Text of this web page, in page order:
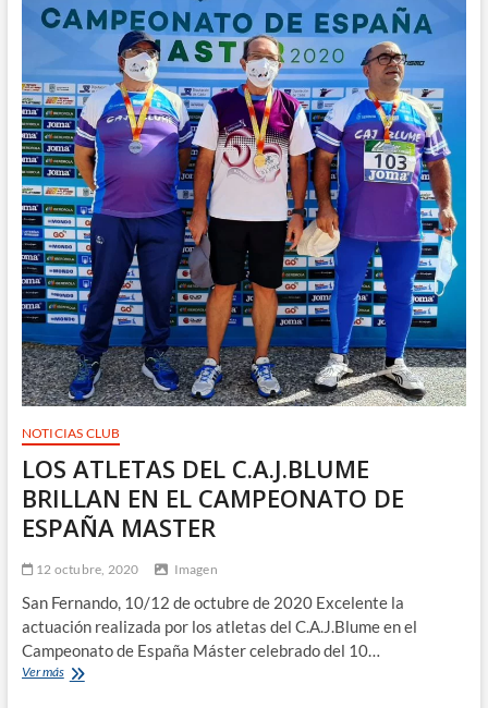
LUIS
NOVENO
EN
EL
CAMPEONATO
DE
ESPAÑA
SUB16
NOTICIAS CLUB
LOS ATLETAS DEL C.A.J.BLUME
BRILLAN EN EL CAMPEONATO DE
ESPAÑA MASTER
12 octubre, 2020 Imagen
San Fernando, 10/12 de octubre de 2020 Excelente la
actuación realizada por los atletas del C.A.J.Blume en el
Campeonato de España Máster celebrado del 10…
Ver másLOS